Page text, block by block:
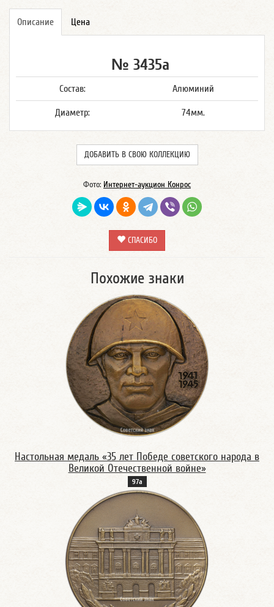
Описание Цена
№ 3435а
Состав: Алюминий
Диаметр: 74мм.
ДОБАВИТЬ В СВОЮ КОЛЛЕКЦИЮ
Фото: Интернет-аукцион Конрос
СПАСИБО
Похожие знаки
Настольная медаль «35 лет Победе советского народа в
Великой Отечественной войне»
97а